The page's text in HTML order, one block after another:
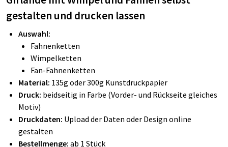
gestalten und drucken lassen
Auswahl:
Fahnenketten
Wimpelketten
Fan-Fahnenketten
Material: 135g oder 300g Kunstdruckpapier
Druck: beidseitig in Farbe (Vorder- und Rückseite gleiches
Motiv)
Druckdaten: Upload der Daten oder Design online
gestalten
Bestellmenge: ab 1 Stück